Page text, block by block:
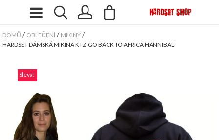
DOMŮ / OBLEČENÍ / MIKINY /
HARDSET DÁMSKÁ MIKINA K+Z-GO BACK TO AFRICA HANNIBAL!
Sleva!